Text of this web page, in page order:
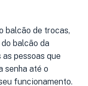
balcão de trocas,
balcão da
pessoas que
senha até o
funcionamento.